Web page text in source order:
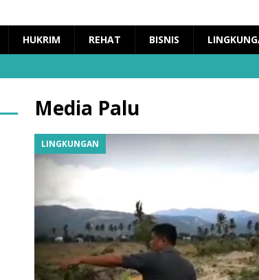
HUKRIM REHAT BISNIS
Media Palu
LINGKUNGAN